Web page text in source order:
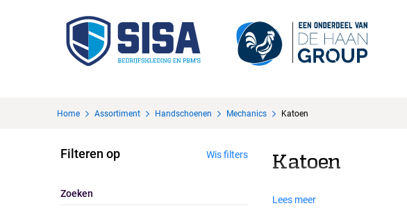
Home Assortiment Handschoenen Mechanics Katoen
Filteren op Wis filters
Zoeken
Katoen
Lees meer